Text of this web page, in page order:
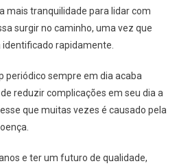
mais tranquilidade para lidar com
surgir no caminho, uma vez que
rapidamente.
periódico sempre em dia acaba
reduzir complicações em seu dia a
que muitas vezes é causado pela
e ter um futuro de qualidade,